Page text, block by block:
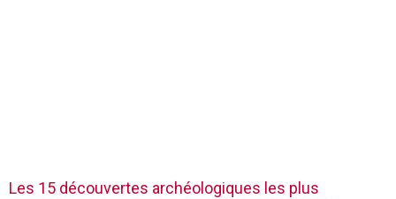
Les 15 découvertes archéologiques les plus